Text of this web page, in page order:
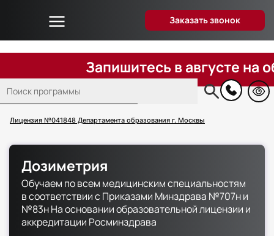
Лицензия №041848 Департамента образования г. Москвы
Заказать звонок
Основная
навигация
Об университете
Дистанционное образование
Преподаватели
Вопрос-ответ
Способы оплаты
Поступающим
Сведения об образовательной организации
Контакты
Запишитесь в августе на
Дозиметрия
Обучаем по всем медицинским специальностям
в соответствии с Приказами Минздрава №707н и
№83н На основании образовательной лицензии и
аккредитации Росминздрава